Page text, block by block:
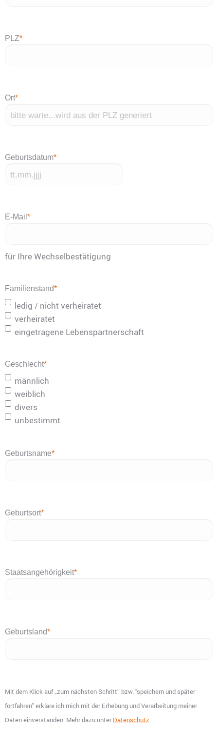
PLZ*
Ort*
Geburtsdatum*
Punkt
E-Mail *
für Ihre Wechselbestätigung
Familienstand*
ledig / nicht verheiratet
verheiratet
eingetragene Lebenspartnerschaft
Geschlecht*
männlich
weiblich
divers
unbestimmt
Geburtsname*
Geburtsort*
Staatsangehörigkeit*
Geburtsland*
Mit dem Klick auf „zum nächsten Schritt“ bzw. "speichern und später
fortfahren" erkläre ich mich mit der Erhebung und Verarbeitung meiner
Daten einverstanden. Mehr dazu unterDatenschutz.